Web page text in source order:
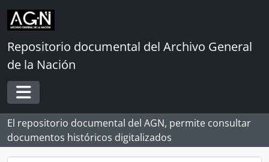
Skip to main content
Repositorio documental del Archivo General
de la Nación
Toggle navigation
El repositorio documental del AGN, permite consultar
documentos históricos digitalizados